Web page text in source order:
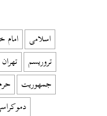
اسلامی امام
تروریسم
تهران
جمهوریت